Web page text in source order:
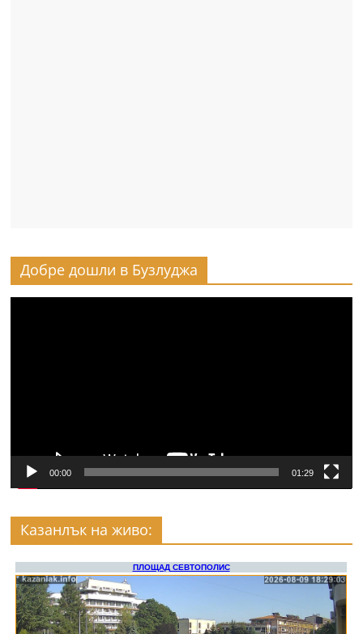
Добре дошли в Бузлуджа
00:00 01:29
Казанлък на живо: